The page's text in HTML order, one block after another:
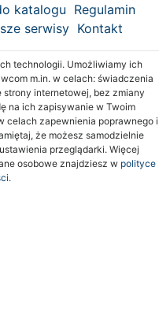
katalogu Regulamin
serwisy Kontakt
technologii. Umożliwiamy ich
m.in. w celach: świadczenia
strony internetowej, bez zmiany
na ich zapisywanie w Twoim
celach zapewnienia poprawnego i
że możesz samodzielnie
przeglądarki. Więcej
osobowe znajdziesz w polityce